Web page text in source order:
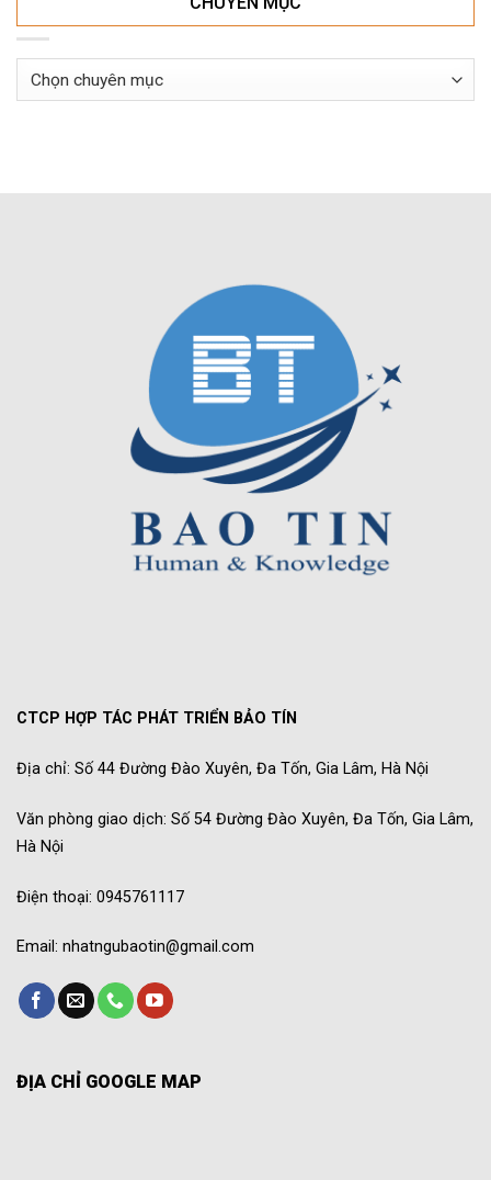
Chuyên
CTCP HỢP TÁC PHÁT TRIỂN BẢO TÍN
Địa chỉ: Số 44 Đường Đào Xuyên, Đa Tốn, Gia Lâm, Hà Nội
Văn phòng giao dịch: Số 54 Đường Đào Xuyên, Đa Tốn, Gia Lâm,
Hà Nội
Điện thoại: 0945761117
Email: nhatngubaotin@gmail.com
ĐỊA CHỈ GOOGLE MAP